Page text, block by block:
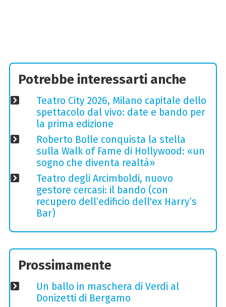
Potrebbe interessarti anche
Teatro City 2026, Milano capitale dello
spettacolo dal vivo: date e bando per
la prima edizione
Roberto Bolle conquista la stella
sulla Walk of Fame di Hollywood: «un
sogno che diventa realtà»
Teatro degli Arcimboldi, nuovo
gestore cercasi: il bando (con
recupero dell’edificio dell'ex Harry’s
Bar)
Prossimamente
Un ballo in maschera di Verdi al
Donizetti di Bergamo